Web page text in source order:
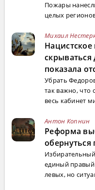
Пожары
целых
Михаил
Нацистское
показала
Убрать
так важно, что
весь кабинет
Антон Копнин
Реформа
единый
левых, но